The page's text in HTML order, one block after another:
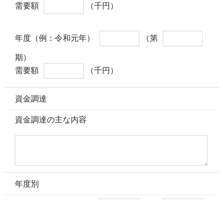
需要額
（千円）
年度（例：令和元年）
（第
期）
需要額
（千円）
資金調達
資金調達の主な内容
年度別